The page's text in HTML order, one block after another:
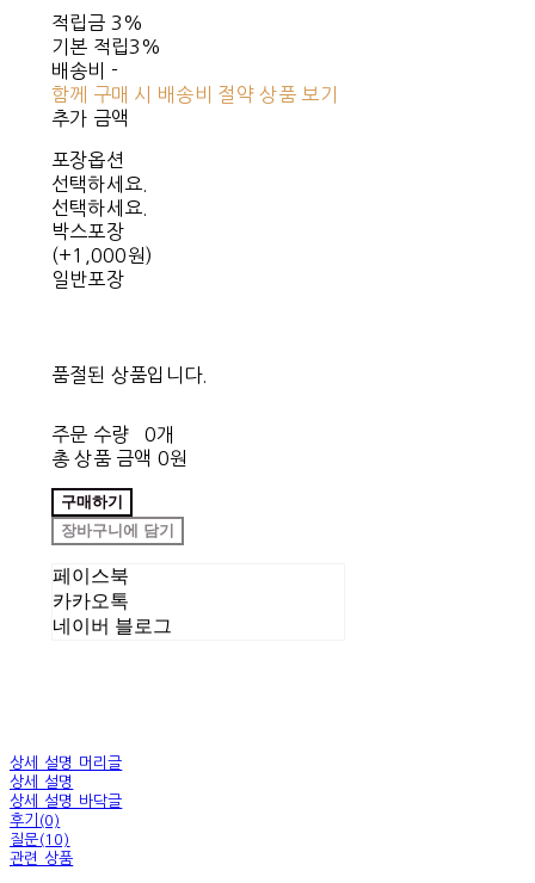
적립금 3%
기본 적립3%
배송비 -
함께 구매 시 배송비 절약 상품 보기
추가 금액
포장옵션
선택하세요.
선택하세요.
박스포장
(+1,000원)
일반포장
품절된 상품입니다.
주문 수량
0개
총 상품 금액 0원
구매하기
장바구니에 담기
페이스북
카카오톡
네이버 블로그
상세 설명 머리글
상세 설명
상세 설명 바닥글
후기(0)
질문(10)
관련 상품